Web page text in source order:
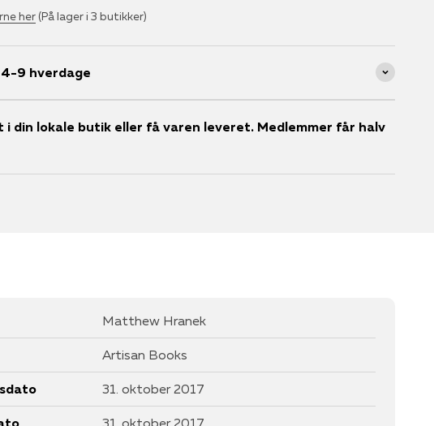
her(På lager i 3 butikker)
9 hverdage
din lokale butik eller få varen leveret. Medlemmer får halv
Matthew Hranek
Artisan Books
31. oktober 2017
31. oktober 2017